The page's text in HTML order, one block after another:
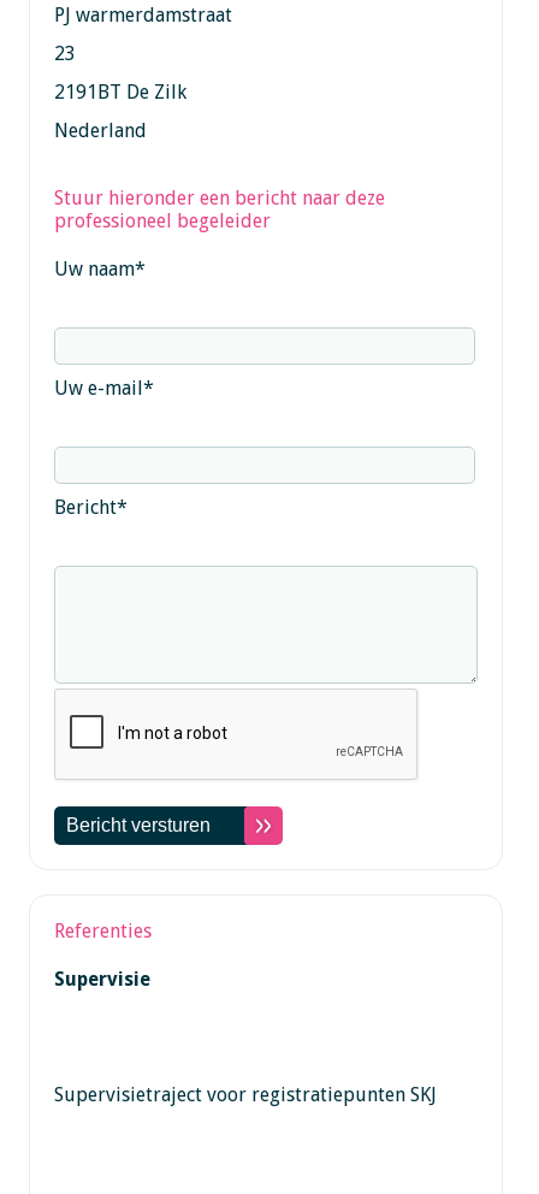
PJ warmerdamstraat
23
2191BT De Zilk
Nederland
Stuur hieronder een bericht naar deze
professioneel begeleider
Uw naam*
Uw e-mail*
Bericht*
Referenties
Supervisie
Supervisietraject voor registratiepunten SKJ